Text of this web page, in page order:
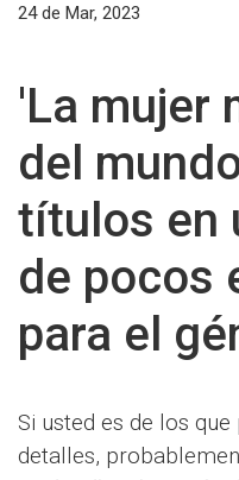
24 de Mar, 2023
'La mujer
del
títulos en
de pocos
para el
Si usted es de los
detalles,